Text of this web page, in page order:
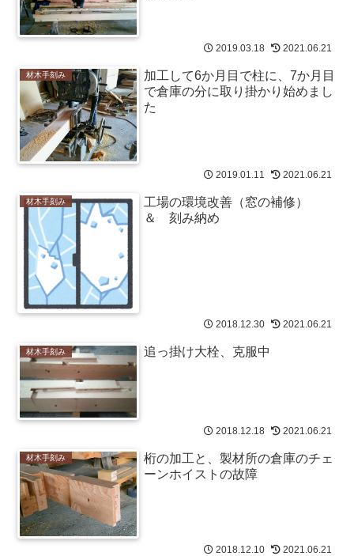
2019.03.18 2021.06.21
材木手刻み
加工して6か月目で柱に、7か月目
で倉庫の分に取り掛かり始めまし
た
2019.01.11 2021.06.21
材木手刻み
工場の環境改善（窓の補修）
＆ 刻み納め
2018.12.30 2021.06.21
材木手刻み 追っ掛け大栓、克服中
2018.12.18 2021.06.21
材木手刻み
桁の加工と、製材所の倉庫のチェ
ーンホイストの故障
2018.12.10 2021.06.21